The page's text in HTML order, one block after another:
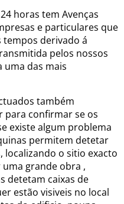
24 horas tem Avenças
e particulares que
derivado á
pelos nossos
uma das mais
também
para confirmar se os
existe algum problema
permitem detetar
localizando o sitio exacto
grande obra ,
detetam caixas de
estão visiveis no local